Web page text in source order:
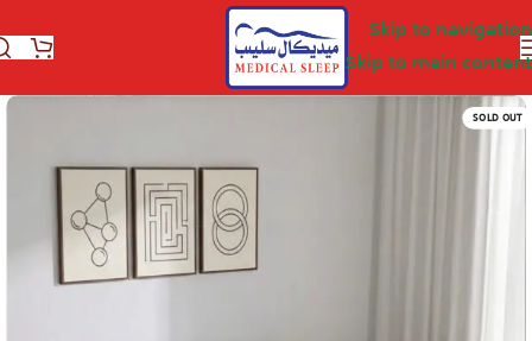
Skip to navigation
Skip to main content
SOLD OUT